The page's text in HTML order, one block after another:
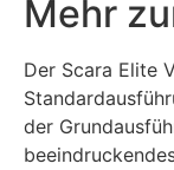
Mehr
Der Scara Elite
der